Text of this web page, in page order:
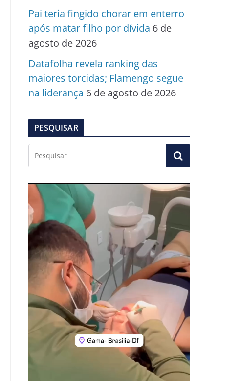
Pai teria fingido chorar em enterro
após matar filho por dívida 6 de
agosto de 2026
Datafolha revela ranking das
maiores torcidas; Flamengo segue
na liderança 6 de agosto de 2026
PESQUISAR